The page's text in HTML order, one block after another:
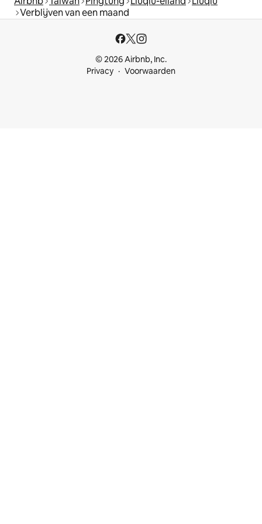
Verblijven van een maand
© 2026 Airbnb, Inc.
Privacy
Voorwaarden